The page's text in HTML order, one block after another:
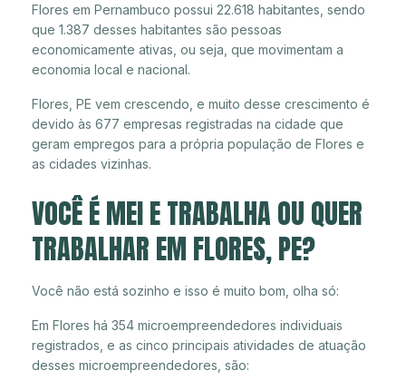
Flores em Pernambuco possui 22.618 habitantes, sendo
que 1.387 desses habitantes são pessoas
economicamente ativas, ou seja, que movimentam a
economia local e nacional.
Flores, PE vem crescendo, e muito desse crescimento é
devido às 677 empresas registradas na cidade que
geram empregos para a própria população de Flores e
as cidades vizinhas.
VOCÊ É MEI E TRABALHA OU QUER
TRABALHAR EM FLORES, PE?
Você não está sozinho e isso é muito bom, olha só:
Em Flores há 354 microempreendedores individuais
registrados, e as cinco principais atividades de atuação
desses microempreendedores, são: